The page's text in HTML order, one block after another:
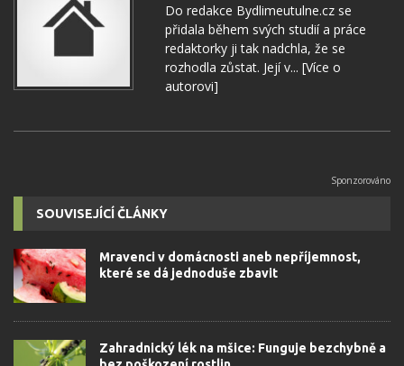
Do redakce Bydlimeutulne.cz se
přidala během svých studií a práce
redaktorky ji tak nadchla, že se
rozhodla zůstat. Její v... [Více o
autorovi]
SOUVISEJÍCÍ ČLÁNKY
Mravenci v domácnosti aneb nepříjemnost,
které se dá jednoduše zbavit
Zahradnický lék na mšice: Funguje bezchybně a